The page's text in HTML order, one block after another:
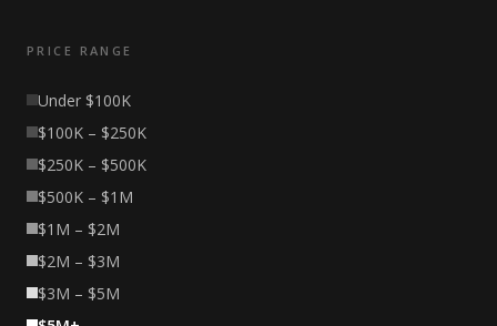
PRICE RANGE
Under $100K
$100K – $250K
$250K – $500K
$500K – $1M
$1M – $2M
$2M – $3M
$3M – $5M